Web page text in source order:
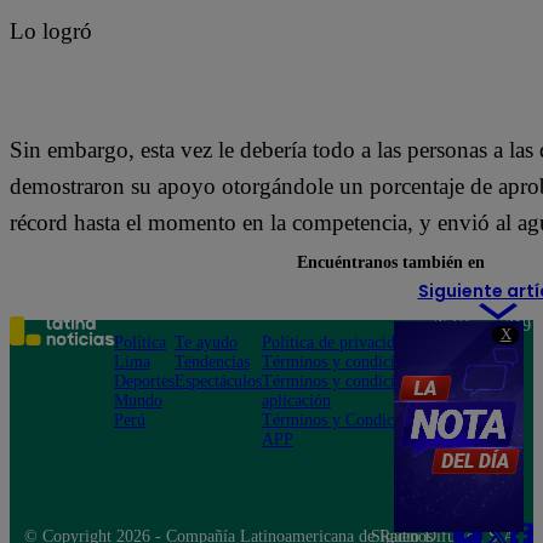
X
Lo logró
Sin embargo, esta vez le debería todo a las personas a
demostraron su apoyo otorgándole un porcentaje de
récord hasta el momento en la competencia, y envió al
Siguiente
Encuéntranos también en
Política
Lima
Deportes
Mundo
Perú
Te ayudo
Tendencias
Espectáculos
Política de privacidad
Términos y condiciones
Términos y condiciones
aplicación
Términos y Condiciones
APP
Teléfono: 219
Av. San
Felipe 968
Jesús María
© Copyright 2026 - Compañía Latinoamericana de Radio Difusión S.A.
Síguenos